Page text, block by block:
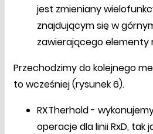
jest zmieniany
znajdującym się w
zawierającego elementy
Przechodzimy do kolejnego
to wcześniej (rysunek 6).
RXTherhold -
operacje dla linii RxD, tak